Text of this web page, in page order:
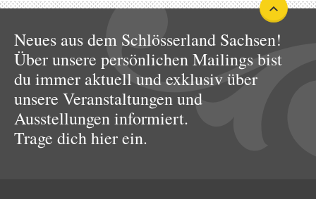
Neues aus dem Schlösserland Sachsen!
Über unsere persönlichen Mailings bist
du immer aktuell und exklusiv über
unsere Veranstaltungen und
Ausstellungen informiert.
Trage dich hier ein.